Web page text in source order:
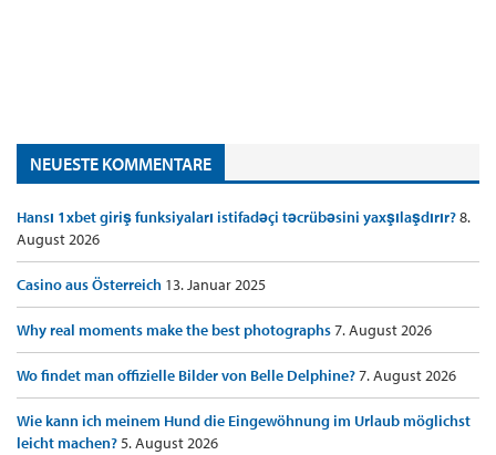
NEUESTE KOMMENTARE
Hansı 1xbet giriş funksiyaları istifadəçi təcrübəsini yaxşılaşdırır?8.
August 2026
Casino aus Österreich 13. Januar 2025
Why real moments make the best photographs7. August 2026
Wo findet man offizielle Bilder von Belle Delphine?7. August 2026
Wie kann ich meinem Hund die Eingewöhnung im Urlaub möglichst
leicht machen?5. August 2026